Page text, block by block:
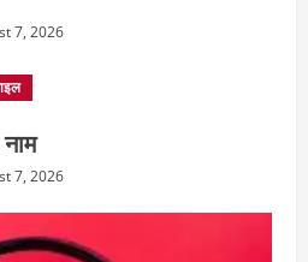
7, 2026
7, 2026
7, 2026
भाई पर लगाया करोड़ों रुपये
का आरोप